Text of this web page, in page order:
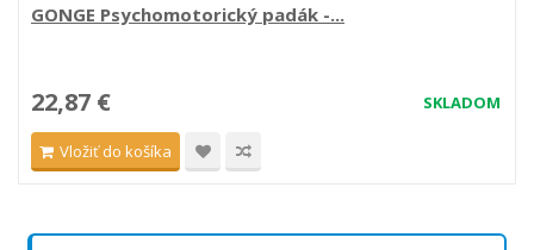
GONGE Psychomotorický padák -...
SKLADOM
22,87 €
Vložiť do košíka